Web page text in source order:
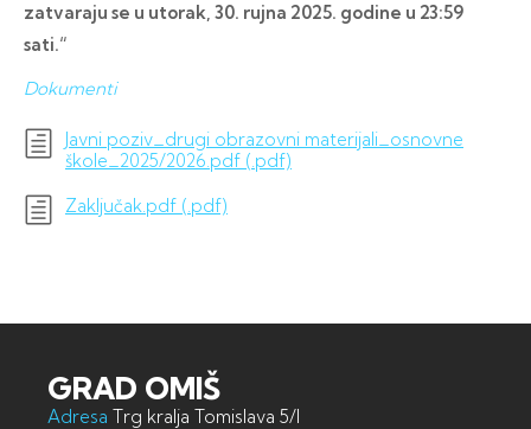
zatvaraju se u utorak, 30. rujna 2025. godine u 23:59
sati.“
Dokumenti
Javni poziv_drugi obrazovni materijali_osnovne
škole_2025/2026.pdf (.pdf)
Zaključak.pdf (.pdf)
GRAD OMIŠ
Adresa Trg kralja Tomislava 5/I